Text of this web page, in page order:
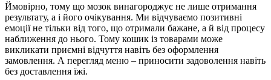
Ймовірно, тому що мозок винагороджує не лише отримання
результату, а і його очікування. Ми відчуваємо позитивні
емоції не тільки від того, що отримали бажане, а й від процесу
наближення до нього. Тому кошик із товарами може
викликати приємні відчуття навіть без оформлення
замовлення. А перегляд меню – приносити задоволення навіть
без доставлення їжі.